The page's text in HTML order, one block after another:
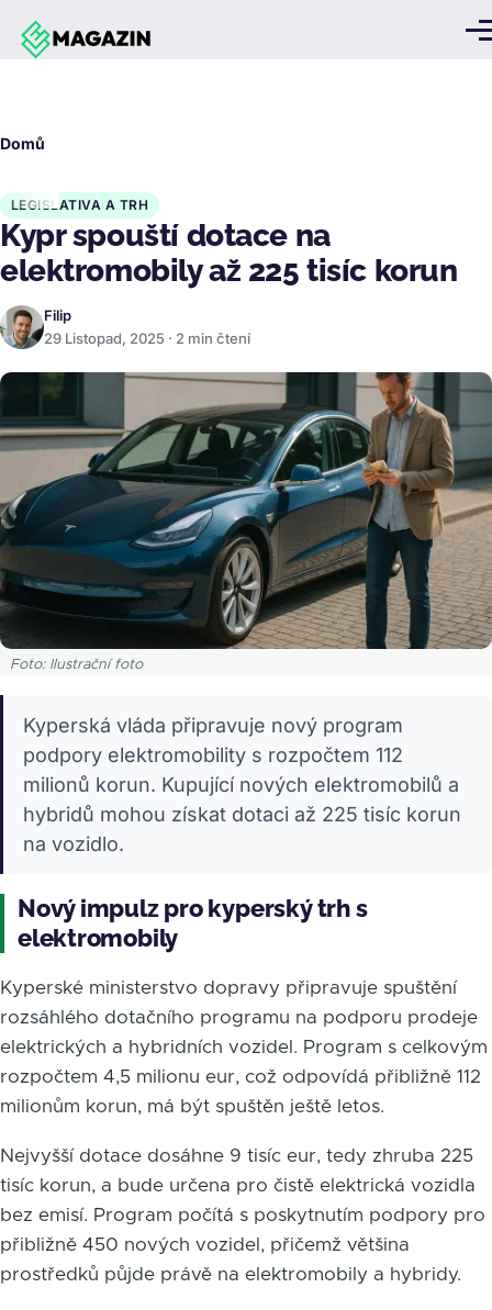
Přejít k hlavnímu obsahu
Domů
LEGISLATIVA A TRH
Kypr spouští dotace na
elektromobily až 225 tisíc korun
Filip
29 Listopad, 2025 · 2 min čtení
Foto: Ilustrační foto
Kyperská vláda připravuje nový program
podpory elektromobility s rozpočtem 112
milionů korun. Kupující nových elektromobilů a
hybridů mohou získat dotaci až 225 tisíc korun
na vozidlo.
Nový impulz pro kyperský trh s
elektromobily
Kyperské ministerstvo dopravy připravuje spuštění
rozsáhlého dotačního programu na podporu prodeje
elektrických a hybridních vozidel. Program s celkovým
rozpočtem 4,5 milionu eur, což odpovídá přibližně 112
milionům korun, má být spuštěn ještě letos.
Nejvyšší dotace dosáhne 9 tisíc eur, tedy zhruba 225
tisíc korun, a bude určena pro čistě elektrická vozidla
bez emisí. Program počítá s poskytnutím podpory pro
přibližně 450 nových vozidel, přičemž většina
prostředků půjde právě na elektromobily a hybridy.